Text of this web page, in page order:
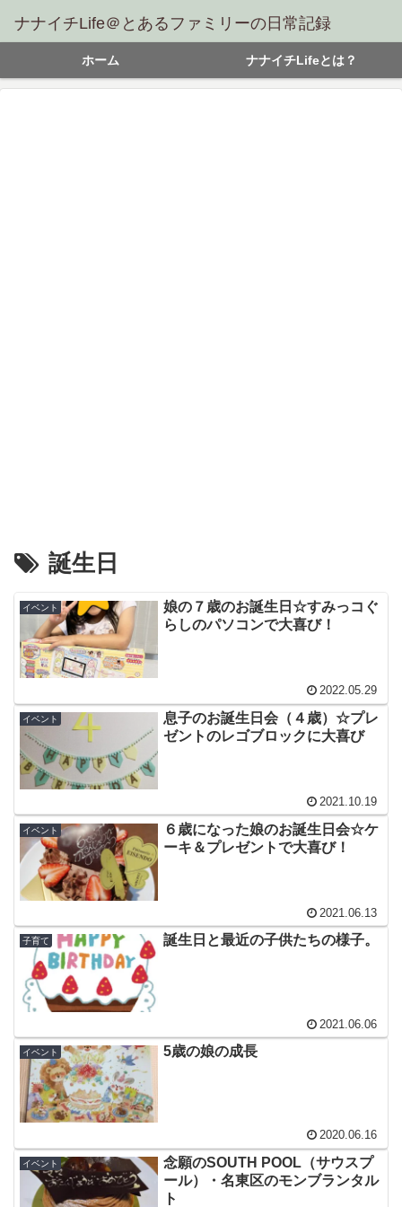
ナナイチLife＠とあるファミリーの日常記録
ホーム ナナイチLifeとは？
誕生日
イベント
娘の７歳のお誕生日☆すみっコぐ
らしのパソコンで大喜び！
2022.05.29
イベント
息子のお誕生日会（４歳）☆プレ
ゼントのレゴブロックに大喜び
2021.10.19
イベント
６歳になった娘のお誕生日会☆ケ
ーキ＆プレゼントで大喜び！
2021.06.13
子育て 誕生日と最近の子供たちの様子。
2021.06.06
イベント 5歳の娘の成長
2020.06.16
イベント
念願のSOUTH POOL（サウスプ
ール）・名東区のモンブランタル
ト